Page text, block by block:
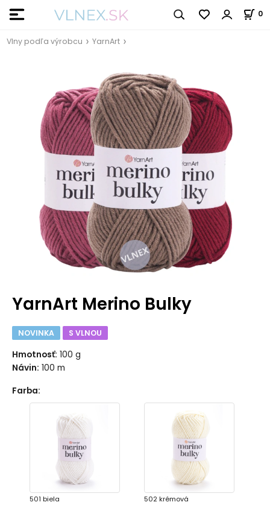
0
Vlny podľa výrobcu YarnArt
YarnArt Merino Bulky
NOVINKA S VLNOU
Hmotnosť: 100 g
Návin: 100 m
Farba:
501 biela 502 krémová